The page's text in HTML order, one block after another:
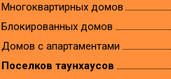
Многоквартирных домов
Блокированных домов
Домов с апартаментами
Поселков таунхаусов